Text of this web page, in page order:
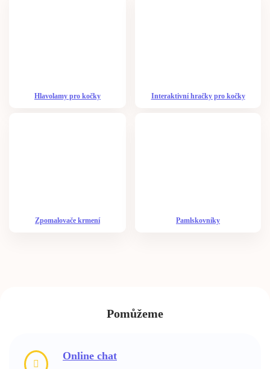
Hlavolamy pro kočky Interaktivní hračky pro kočky
Zpomalovače krmení Pamlskovníky
Pomůžeme
Online chat